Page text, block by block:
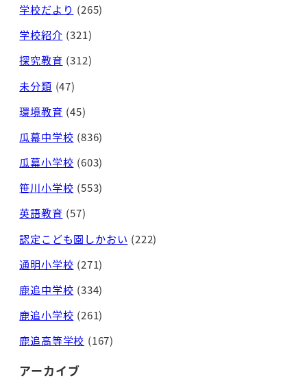
学校だより (265)
学校紹介 (321)
探究教育 (312)
未分類 (47)
環境教育 (45)
瓜幕中学校 (836)
瓜幕小学校 (603)
笹川小学校 (553)
英語教育 (57)
認定こども園しかおい (222)
通明小学校 (271)
鹿追中学校 (334)
鹿追小学校 (261)
鹿追高等学校 (167)
アーカイブ